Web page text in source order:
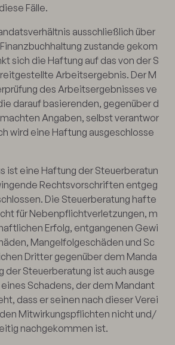
Fälle.
ausschließlich über
zustande gekom
sich die Haftung auf das von der S
Arbeitsergebnis. Der M
des Arbeitsergebnisses ve
darauf basierenden, gegenüber d
Angaben, selbst verantwor
wird eine Haftung ausgeschlosse
ist eine Haftung der Steuerberatun
Rechtsvorschriften entgeg
Die Steuerberatung hafte
für Nebenpflichtverletzungen, m
Erfolg, entgangenen Gewi
Mangelfolgeschäden und Sc
Dritter gegenüber dem Manda
der Steuerberatung ist auch ausge
Schadens, der dem Mandant
dass er seinen nach dieser Verei
Mitwirkungspflichten nicht und/
nachgekommen ist.